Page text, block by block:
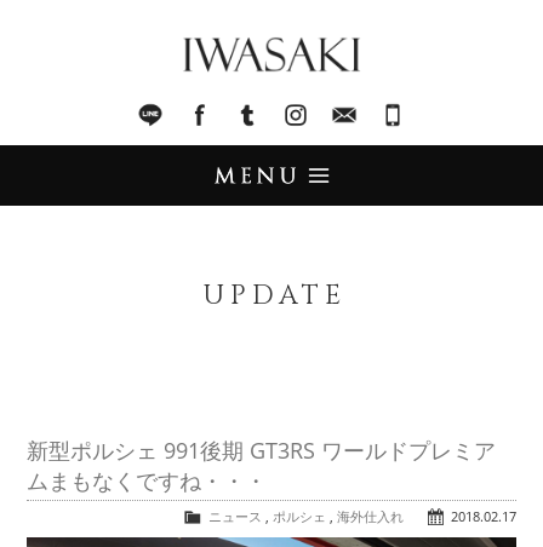
LINE facebook Tumblr InstagramMail
TRADE
買取査定
UPDATE
新型ポルシェ 991後期 GT3RS ワールドプレミア
ムまもなくですね・・・
2018.02.17
ニュース ポルシェ 海外仕入れ